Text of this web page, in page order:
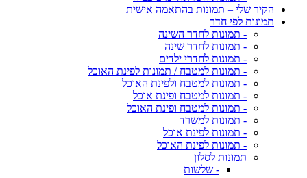
הקיר שלי – תמונות בהתאמה אישית
תמונות לפי חדר
- תמונות לחדר השינה
- תמונות לחדר שינה
- תמונות לחדרי ילדים
- תמונות למטבח / תמונות לפינת האוכל
- תמונות למטבח ולפינת האוכל
- תמונות למטבח ופינת אוכל
- תמונות למטבח ופינת האוכל
- תמונות למשרד
- תמונות לפינת אוכל
- תמונות לפינת האוכל
תמונות לסלון
- שלשות